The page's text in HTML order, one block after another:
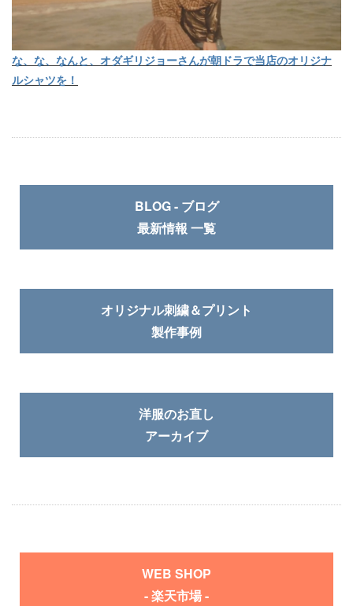
な、な、なんと、オダギリジョーさんが朝ドラで当店のオリジナ
ルシャツを！
BLOG - ブログ
最新情報 一覧
オリジナル刺繍＆プリント
製作事例
洋服のお直し
アーカイブ
WEB SHOP
- 楽天市場 -